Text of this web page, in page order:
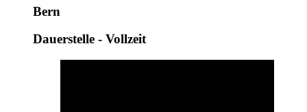
Bern
Dauerstelle - Vollzeit